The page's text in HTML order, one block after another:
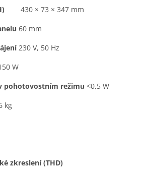
H) 430 × 73 × 347 mm
60 mm
230 V, 50 Hz
W
pohotovostním režimu <0,5 W
kg
zkreslení (THD)